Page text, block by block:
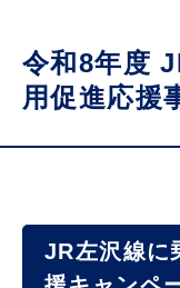
令和8年度
用促進応援
JR左沢線に